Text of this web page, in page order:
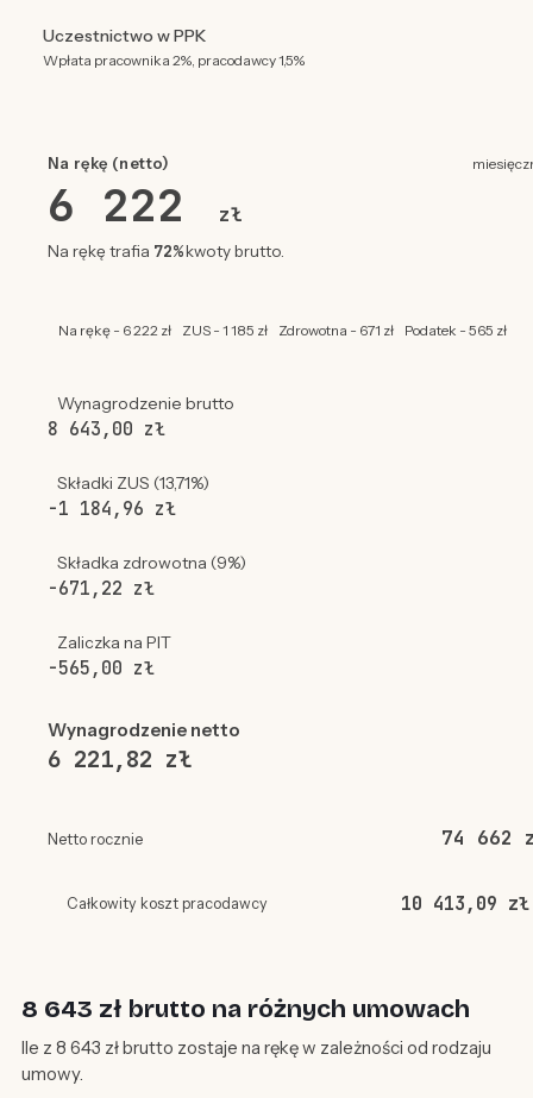
Uczestnictwo w PPK
Wpłata pracownika 2%, pracodawcy 1,5%
Na rękę (netto)
6 222 zł
Na rękę trafia 72%kwoty brutto.
Na rękę - 6 222 zł ZUS - 1 185 zł Zdrowotna - 671 zł Podatek - 565 zł
Wynagrodzenie brutto
8 643,00 zł
Składki ZUS (13,71%)
-1 184,96 zł
Składka zdrowotna (9%)
-671,22 zł
Zaliczka na PIT
-565,00 zł
Wynagrodzenie netto
6 221,82 zł
Netto rocznie 74 662
Całkowity koszt pracodawcy 10 413,09 zł
8 643 zł brutto na różnych umowach
Ile z 8 643 zł brutto zostaje na rękę w zależności od rodzaju
umowy.